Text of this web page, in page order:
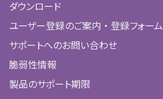
ダウンロード
ユーザー登録のご案内 ・ 登録フォーム
サポートへのお問い合わせ
脆弱性情報
製品のサポート期限